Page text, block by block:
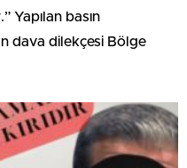
Yapılan basın
dava dilekçesi Bölge